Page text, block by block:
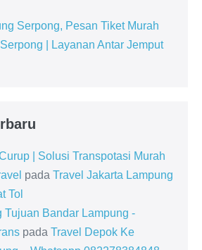
Serpong, Pesan Tiket Murah
| Layanan Antar Jemput
| Solusi Transpotasi Murah
pada Travel Jakarta Lampung
Tol
Tujuan Bandar Lampung -
pada Travel Depok Ke